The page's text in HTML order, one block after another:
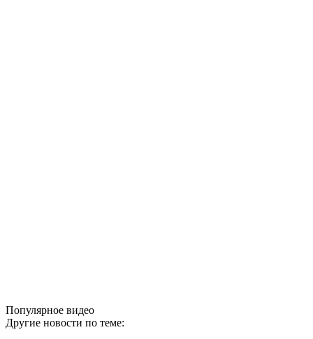
Популярное видео
Другие новости по теме: